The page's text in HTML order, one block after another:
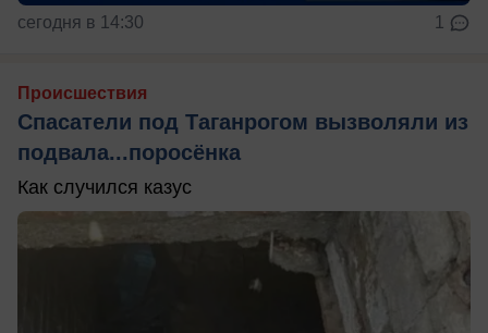
сегодня в 14:30 1
Происшествия
Спасатели под Таганрогом вызволяли из
подвала...поросёнка
Как случился казус